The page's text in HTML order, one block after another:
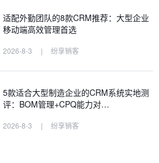
适配外勤团队的8款CRM推荐：大型企业
移动端高效管理首选
2026-8-3 | 纷享销客
5款适合大型制造企业的CRM系统实地测
评：BOM管理+CPQ能力对…
2026-8-3 | 纷享销客